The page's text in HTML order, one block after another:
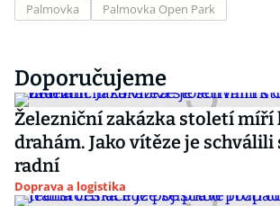
Palmovka
Palmovka Open Park
Doporučujeme
Železniční zakázka století míří
drahám. Jako vítěze je
radní
Doprava a logistika